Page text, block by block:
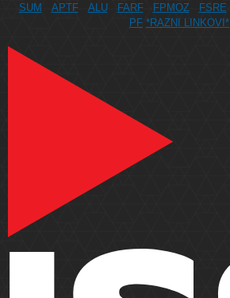
SUM APTF ALU FARF FPMOZ FSRE
PF *RAZNI LINKOVI*